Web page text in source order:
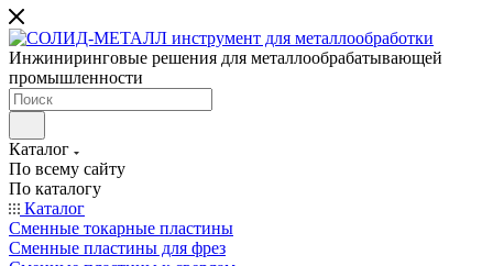
Инжиниринговые решения для металлообрабатывающей
промышленности
Каталог
По всему сайту
По каталогу
Каталог
Сменные токарные пластины
Сменные пластины для фрез